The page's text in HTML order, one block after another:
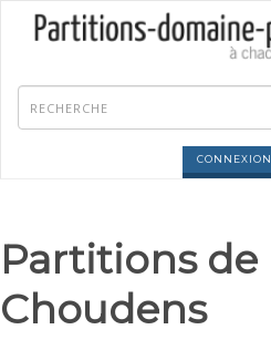
CONNEXION
Partitions de
Choudens